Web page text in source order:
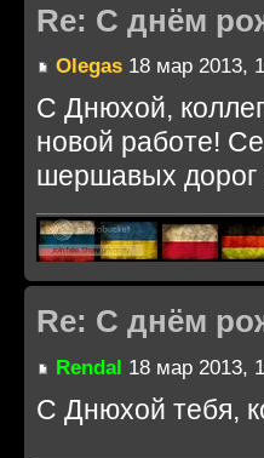
Re: С днём
Olegas 18 мар 2013,
С Днюхой,
новой работе!
шершавых дорог
Re: С днём
Rendal 18 мар 2013,
С Днюхой тебя,